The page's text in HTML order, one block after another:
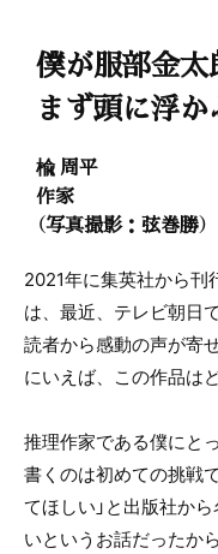
僕が服部金太
まず頭に浮
楡 周平
作家
（写真撮影：弦巻勝）
2021年に集英社から刊
は、最近、テレビ朝日
読者から感動の声が寄
にいえば、この作品は
推理作家である僕にと
書くのは初めての挑戦
てほしい」と出版社か
いというお話だったか